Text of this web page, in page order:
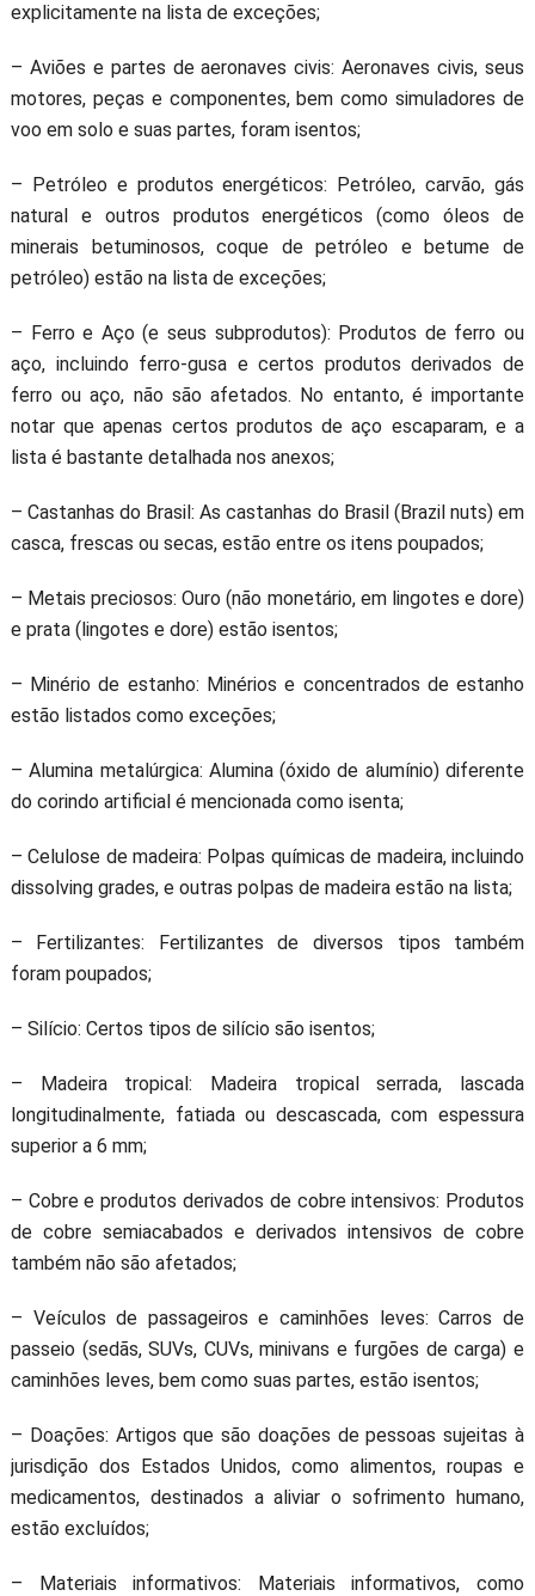
explicitamente na lista de exceções;
– Aviões e partes de aeronaves civis: Aeronaves civis, seus
motores, peças e componentes, bem como simuladores de
voo em solo e suas partes, foram isentos;
– Petróleo e produtos energéticos: Petróleo, carvão, gás
natural e outros produtos energéticos (como óleos de
minerais betuminosos, coque de petróleo e betume de
petróleo) estão na lista de exceções;
– Ferro e Aço (e seus subprodutos): Produtos de ferro ou
aço, incluindo ferro-gusa e certos produtos derivados de
ferro ou aço, não são afetados. No entanto, é importante
notar que apenas certos produtos de aço escaparam, e a
lista é bastante detalhada nos anexos;
– Castanhas do Brasil: As castanhas do Brasil (Brazil nuts) em
casca, frescas ou secas, estão entre os itens poupados;
– Metais preciosos: Ouro (não monetário, em lingotes e dore)
e prata (lingotes e dore) estão isentos;
– Minério de estanho: Minérios e concentrados de estanho
estão listados como exceções;
– Alumina metalúrgica: Alumina (óxido de alumínio) diferente
do corindo artificial é mencionada como isenta;
– Celulose de madeira: Polpas químicas de madeira, incluindo
dissolving grades, e outras polpas de madeira estão na lista;
– Fertilizantes: Fertilizantes de diversos tipos também
foram poupados;
– Silício: Certos tipos de silício são isentos;
– Madeira tropical: Madeira tropical serrada, lascada
longitudinalmente, fatiada ou descascada, com espessura
superior a 6 mm;
– Cobre e produtos derivados de cobre intensivos: Produtos
de cobre semiacabados e derivados intensivos de cobre
também não são afetados;
– Veículos de passageiros e caminhões leves: Carros de
passeio (sedãs, SUVs, CUVs, minivans e furgões de carga) e
caminhões leves, bem como suas partes, estão isentos;
– Doações: Artigos que são doações de pessoas sujeitas à
jurisdição dos Estados Unidos, como alimentos, roupas e
medicamentos, destinados a aliviar o sofrimento humano,
estão excluídos;
– Materiais informativos: Materiais informativos, como